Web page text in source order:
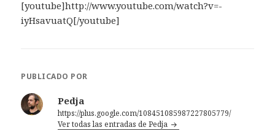
[youtube]http://www.youtube.com/watch?v=-
iyHsavuatQ[/youtube]
PUBLICADO POR
Pedja
https://plus.google.com/108451085987227805779/
Ver todas las entradas de Pedja